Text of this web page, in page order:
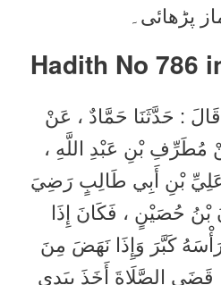
پڑھائی۔
Hadith No 786
قَالَ : حَدَّثَنَا حَمَّادٌ ، عَنْ
مُطَرِّفِ بْنِ عَبْدِ اللَّهِ ،
بْنِ أَبِي طَالِبٍ رَضِيَ
بْنُ حُصَيْنٍ ، فَكَانَ إِذَا
كَبَّرَ وَإِذَا نَهَضَ مِنَ
قَضَى الصَّلَاةَ أَخَذَ بِيَدِي